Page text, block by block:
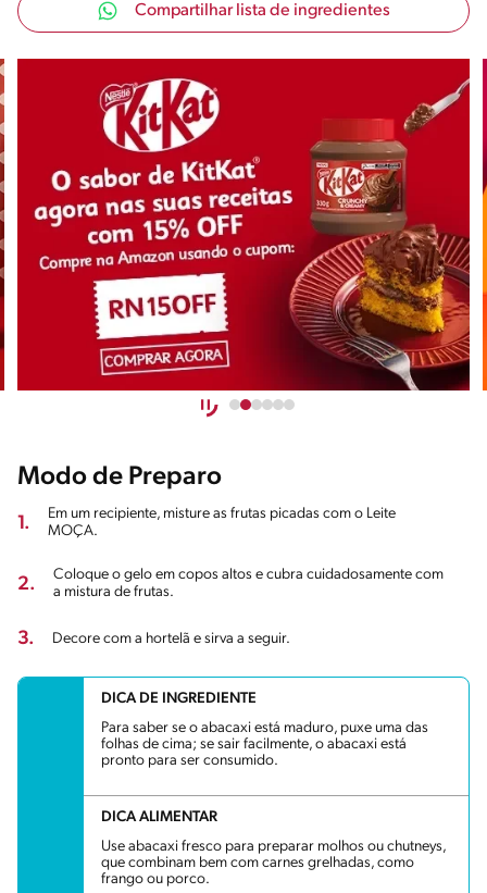
Compartilhar lista de ingredientes
Modo de Preparo
1.
Em um recipiente, misture as frutas picadas com o Leite
MOÇA.
2.
Coloque o gelo em copos altos e cubra cuidadosamente com
a mistura de frutas.
3. Decore com a hortelã e sirva a seguir.
DICA DE INGREDIENTE
Para saber se o abacaxi está maduro, puxe uma das
folhas de cima; se sair facilmente, o abacaxi está
pronto para ser consumido.
DICA ALIMENTAR
Use abacaxi fresco para preparar molhos ou chutneys,
que combinam bem com carnes grelhadas, como
frango ou porco.